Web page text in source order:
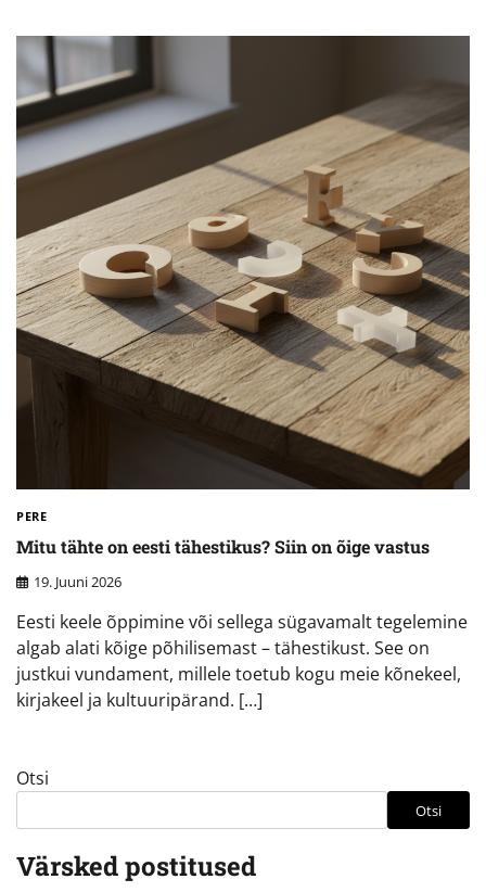
PERE
Mitu tähte on eesti tähestikus? Siin on õige vastus
19. Juuni 2026
Eesti keele õppimine või sellega sügavamalt tegelemine
algab alati kõige põhilisemast – tähestikust. See on
justkui vundament, millele toetub kogu meie kõnekeel,
kirjakeel ja kultuuripärand. […]
Otsi
Otsi
Värsked postitused